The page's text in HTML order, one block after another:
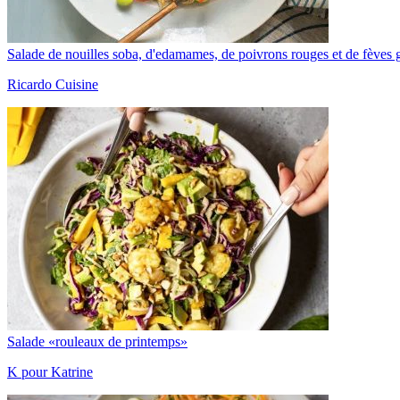
Salade de nouilles soba, d'edamames, de poivrons rouges et de fèves
Ricardo Cuisine
Salade «rouleaux de printemps»
K pour Katrine